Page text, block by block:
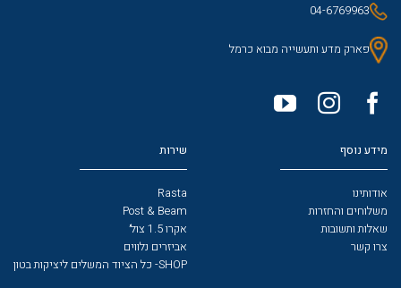
04-6769963
פארק מדע ותעשייה מבוא כרמל
מידע נוסף
אודותינו
משלוחים והחזרות
שאלות ותשובות
צרו קשר
שירות
Rasta
Post & Beam
אקרו 1.5 צול׳
אביזרים נלווים
SHOP- כל הציוד המשלים ליציקות בטון